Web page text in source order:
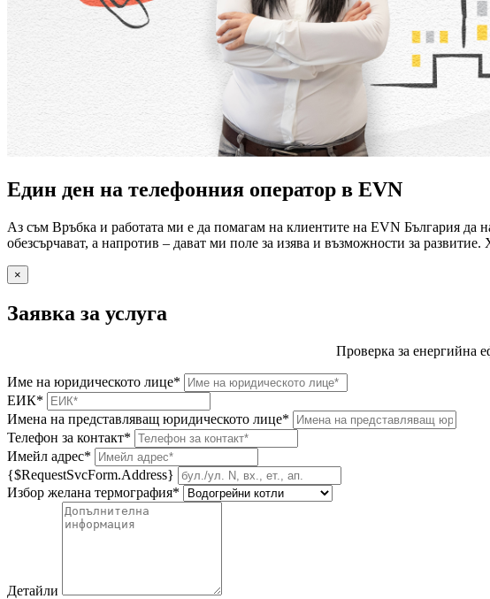
Един ден на телефонния оператор в EVN
Аз съм Връбка и работата ми е да помагам на клиентите на EVN България да
обезсърчават, а напротив – дават ми поле за изява и възможности за
×
Заявка за услуга
Проверка за енергийна
Име на юридическото лице*
ЕИК*
Имена на представляващ юридическото лице*
Телефон за контакт*
Имейл адрес*
{$RequestSvcForm.Address}
Избор желана термография*
Детайли